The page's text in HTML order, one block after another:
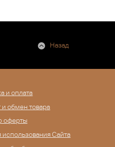
Назад
и оплата
и обмен товара
оферты
использования Сайта